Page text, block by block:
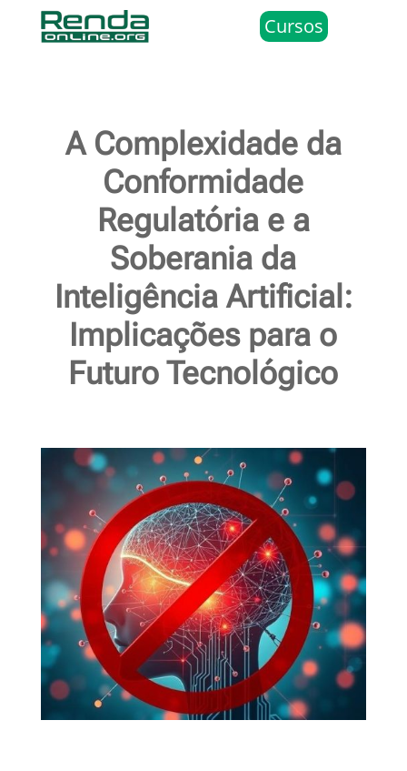
Cursos
A Complexidade da
Conformidade
Regulatória e a
Soberania da
Inteligência Artificial:
Implicações para o
Futuro Tecnológico